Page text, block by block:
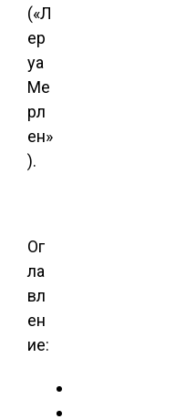
(«Л
ер
уа
Ме
рл
ен»
).
Ог
ла
вл
ен
ие: